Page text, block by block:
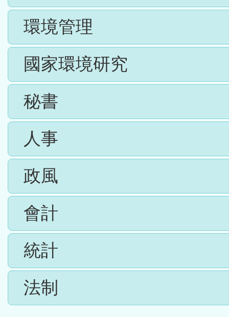
環境管理
國家環境研究
秘書
人事
政風
會計
統計
法制